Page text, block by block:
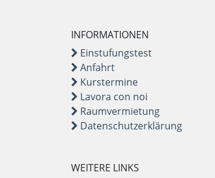
INFORMATIONEN
Einstufungstest
Anfahrt
Kurstermine
Lavora con noi
Raumvermietung
Datenschutzerklärung
WEITERE LINKS